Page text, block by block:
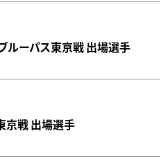
ルーパス東京戦 出場選手
京戦 出場選手